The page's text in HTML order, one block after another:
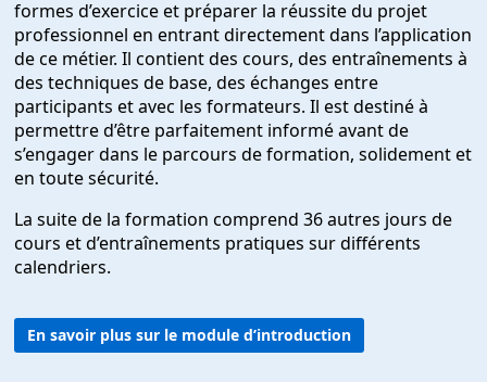
formes d’exercice et préparer la réussite du projet
professionnel en entrant directement dans l’application
de ce métier. Il contient des cours, des entraînements à
des techniques de base, des échanges entre
participants et avec les formateurs. Il est destiné à
permettre d’être parfaitement informé avant de
s’engager dans le parcours de formation, solidement et
en toute sécurité.
La suite de la formation comprend 36 autres jours de
cours et d’entraînements pratiques sur différents
calendriers.
En savoir plus sur le module d’introduction